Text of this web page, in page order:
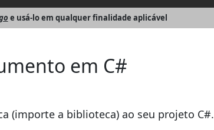
e usá-lo em qualquer finalidade aplicável
em C#
(importe a biblioteca) ao seu projeto C#.